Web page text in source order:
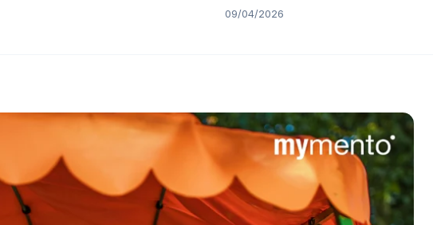
09/04/2026